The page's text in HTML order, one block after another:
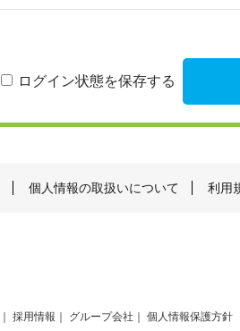
ログイン状態を保存する
個人情報の取扱いについて 利用
採用情報 グループ会社 個人情報保護方針